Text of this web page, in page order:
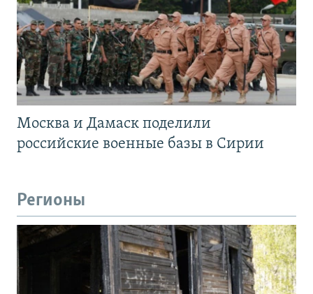
Москва и Дамаск поделили
российские военные базы в Сирии
Регионы